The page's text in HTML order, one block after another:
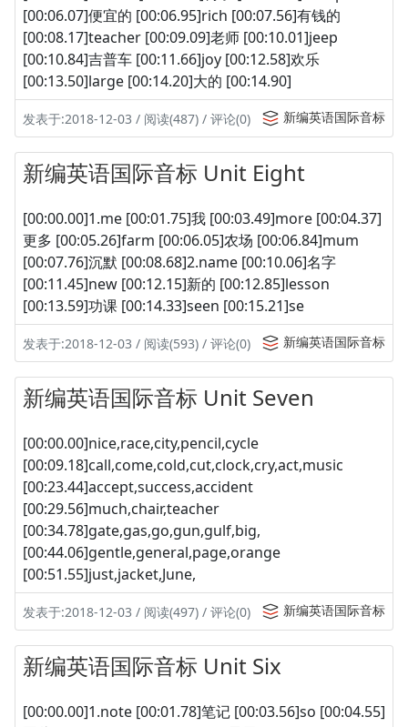
[00:06.07]便宜的 [00:06.95]rich [00:07.56]有钱的
[00:08.17]teacher [00:09.09]老师 [00:10.01]jeep
[00:10.84]吉普车 [00:11.66]joy [00:12.58]欢乐
[00:13.50]large [00:14.20]大的 [00:14.90]
发表于:2018-12-03 / 阅读(487) / 评论(0) 新编英语国际音标
新编英语国际音标 Unit Eight
[00:00.00]1.me [00:01.75]我 [00:03.49]more [00:04.37]
更多 [00:05.26]farm [00:06.05]农场 [00:06.84]mum
[00:07.76]沉默 [00:08.68]2.name [00:10.06]名字
[00:11.45]new [00:12.15]新的 [00:12.85]lesson
[00:13.59]功课 [00:14.33]seen [00:15.21]se
发表于:2018-12-03 / 阅读(593) / 评论(0) 新编英语国际音标
新编英语国际音标 Unit Seven
[00:00.00]nice,race,city,pencil,cycle
[00:09.18]call,come,cold,cut,clock,cry,act,music
[00:23.44]accept,success,accident
[00:29.56]much,chair,teacher
[00:34.78]gate,gas,go,gun,gulf,big,
[00:44.06]gentle,general,page,orange
[00:51.55]just,jacket,June,
发表于:2018-12-03 / 阅读(497) / 评论(0) 新编英语国际音标
新编英语国际音标 Unit Six
[00:00.00]1.note [00:01.78]笔记 [00:03.56]so [00:04.55]